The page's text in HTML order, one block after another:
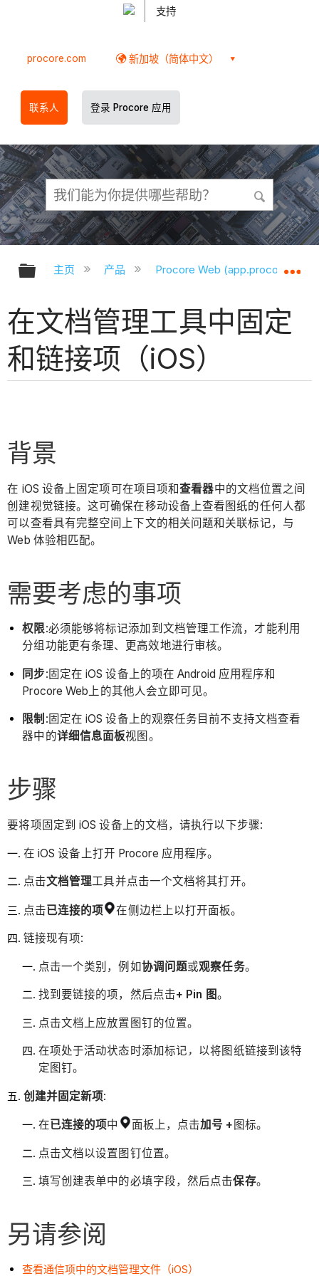
支持
procore.com 新加坡（简体中文）
联系人 登录 Procore 应用
扩展/隐缩全局层次
主页 产品 Procore Web
在文档管理工具中固定
和链接项（iOS）
背景
在 iOS 设备上固定项可在项目项和查看器中的文档位置之间
创建视觉链接。这可确保在移动设备上查看图纸的任何人都
可以查看具有完整空间上下文的相关问题和关联标记，与
Web 体验相匹配。
需要考虑的事项
权限:必须能够将标记添加到文档管理工作流，才能利用
分组功能更有条理、更高效地进行审核。
同步:固定在 iOS 设备上的项在 Android 应用程序和
Procore Web上的其他人会立即可见。
限制 :固定在 iOS 设备上的观察任务目前不支持文档查看
器中的详细信息面板视图。
步骤
要将项固定到 iOS 设备上的文档，请执行以下步骤:
在 iOS 设备上打开 Procore 应用程序。
点击文档管理工具并点击一个文档将其打开。
点击已连接的项 在侧边栏上以打开面板。
链接现有项:
点击一个类别，例如协调问题或观察任务。
找到要链接的项，然后点击+ Pin 图。
点击文档上应放置图钉的位置。
在项处于活动状态时添加标记 ， 以将图纸链接到该特
定图钉。
创建并固定新项:
在已连接的项中 面板上，点击加号 + 图标。
点击文档以设置图钉位置。
填写创建表单中的必填字段，然后点击保存。
另请参阅
查看通信项中的文档管理文件（iOS）